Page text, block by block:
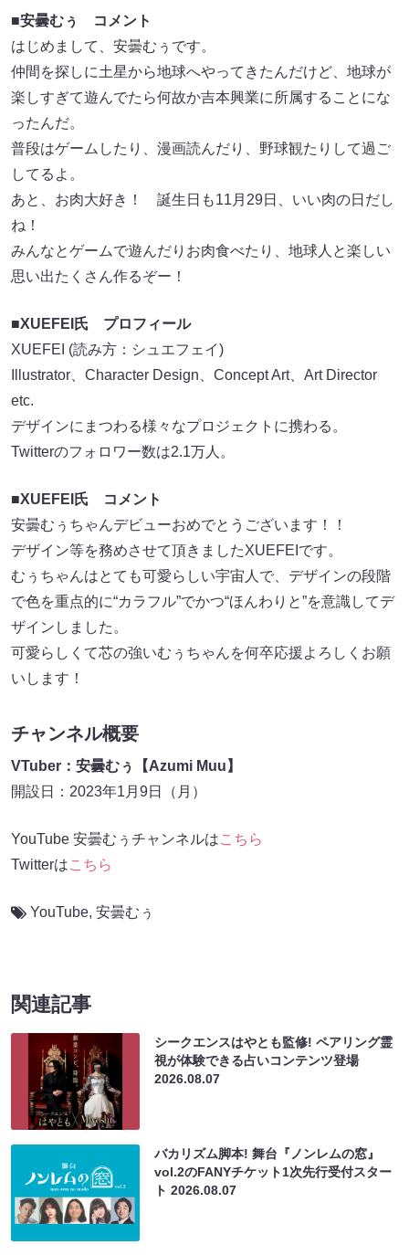
■安曇むぅ コメント
はじめまして、安曇むぅです。
仲間を探しに土星から地球へやってきたんだけど、地球が
楽しすぎて遊んでたら何故か吉本興業に所属することにな
ったんだ。
普段はゲームしたり、漫画読んだり、野球観たりして過ご
してるよ。
あと、お肉大好き！ 誕生日も11月29日、いい肉の日だし
ね！
みんなとゲームで遊んだりお肉食べたり、地球人と楽しい
思い出たくさん作るぞー！
■XUEFEI氏 プロフィール
XUEFEI (読み方：シュエフェイ)
Illustrator、Character Design、Concept Art、Art Director
etc.
デザインにまつわる様々なプロジェクトに携わる。
Twitterのフォロワー数は2.1万人。
■XUEFEI氏 コメント
安曇むぅちゃんデビューおめでとうございます！！
デザイン等を務めさせて頂きましたXUEFEIです。
むぅちゃんはとても可愛らしい宇宙人で、デザインの段階
で色を重点的に“カラフル”でかつ“ほんわりと”を意識してデ
ザインしました。
可愛らしくて芯の強いむぅちゃんを何卒応援よろしくお願
いします！
チャンネル概要
VTuber：安曇むぅ【Azumi Muu】
開設日：2023年1月9日（月）
YouTube 安曇むぅチャンネルはこちら
Twitterはこちら
YouTube, 安曇むぅ
関連記事
シークエンスはやとも監修! ペアリング霊
視が体験できる占いコンテンツ登場
2026.08.07
バカリズム脚本! 舞台『ノンレムの窓』
vol.2のFANYチケット1次先行受付スター
ト2026.08.07